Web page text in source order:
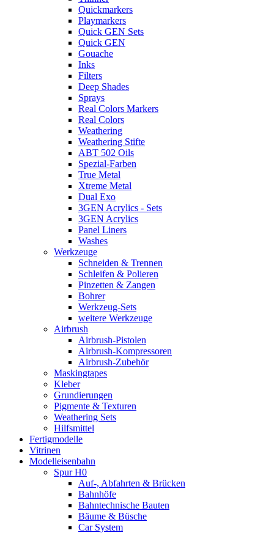
Quickmarkers
Playmarkers
Quick GEN Sets
Quick GEN
Gouache
Inks
Filters
Deep Shades
Sprays
Real Colors Markers
Real Colors
Weathering
Weathering Stifte
ABT 502 Oils
Spezial-Farben
True Metal
Xtreme Metal
Dual Exo
3GEN Acrylics - Sets
3GEN Acrylics
Panel Liners
Washes
Werkzeuge
Schneiden & Trennen
Schleifen & Polieren
Pinzetten & Zangen
Bohrer
Werkzeug-Sets
weitere Werkzeuge
Airbrush
Airbrush-Pistolen
Airbrush-Kompressoren
Airbrush-Zubehör
Maskingtapes
Kleber
Grundierungen
Pigmente & Texturen
Weathering Sets
Hilfsmittel
Fertigmodelle
Vitrinen
Modelleisenbahn
Spur H0
Auf-, Abfahrten & Brücken
Bahnhöfe
Bahntechnische Bauten
Bäume & Büsche
Car System